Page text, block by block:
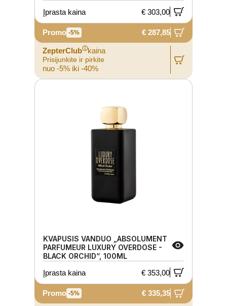
Įprasta kaina
€ 303,00
Promo -5% € 287,85
ZepterClubⓘkaina
Prisijunkite ir pirkite
nuo -5% iki -40%
KVAPUSIS VANDUO „ABSOLUMENT
PARFUMEUR LUXURY OVERDOSE -
BLACK ORCHID“, 100ML
Įprasta kaina
€ 353,00
Promo -5% € 335,35